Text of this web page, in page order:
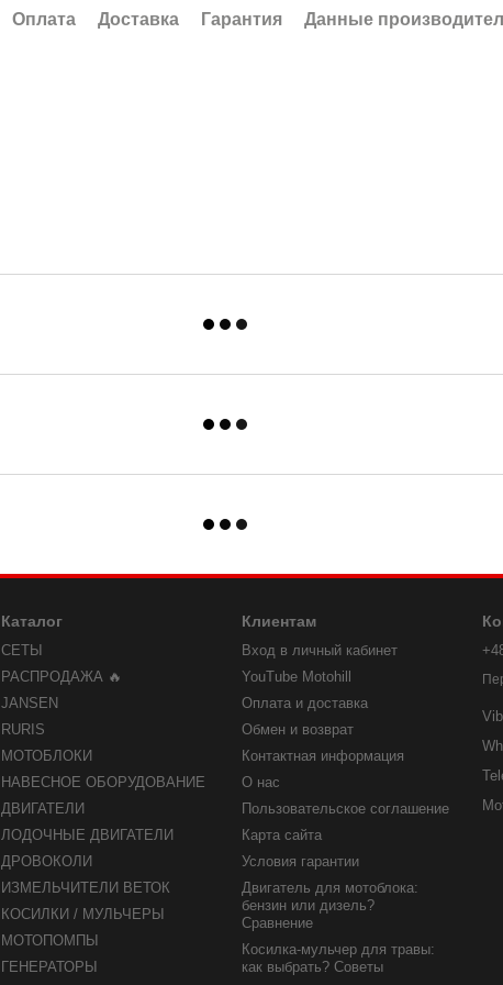
Оплата
Доставка Гарантия Данные
Каталог
СЕТЫ
РАСПРОДАЖА 🔥
JANSEN
RURIS
МОТОБЛОКИ
НАВЕСНОЕ ОБОРУДОВАНИЕ
ДВИГАТЕЛИ
ЛОДОЧНЫЕ ДВИГАТЕЛИ
ДРОВОКОЛИ
ИЗМЕЛЬЧИТЕЛИ ВЕТОК
КОСИЛКИ / МУЛЬЧЕРЫ
МОТОПОМПЫ
ГЕНЕРАТОРЫ
Клиентам
Вход в личный кабинет
YouTube Motohill
Оплата и доставка
Обмен и возврат
Контактная информация
О нас
Пользовательское соглашение
Карта сайта
Условия гарантии
Двигатель для мотоблока:
бензин или дизель?
Сравнение
Косилка-мульчер для травы:
как выбрать? Советы